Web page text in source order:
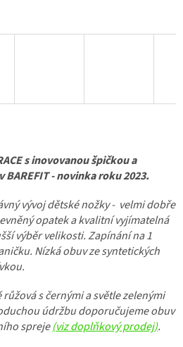
s inovovanou špičkou a
- novinka roku 2023.
vývoj dětské nožky - velmi dobře
opatek a kvalitní vyjímatelná
výběr velikosti. Zapínání na 1
Nízká obuv ze syntetických
s černými a světle zelenými
údržbu doporučujeme obuv
spreje(viz doplňkový prodej).